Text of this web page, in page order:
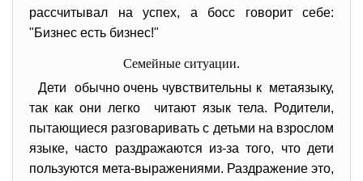
рассчитывал на успех, а босс говорит себе:
"Бизнес есть бизнес!"
Семейные ситуации.
Дети обычно очень чувствительны к метаязыку,
так как они легко читают язык тела. Родители,
пытающиеся разговаривать с детьми на взрослом
языке, часто раздражаются из-за того, что дети
пользуются мета-выражениями. Раздражение это,